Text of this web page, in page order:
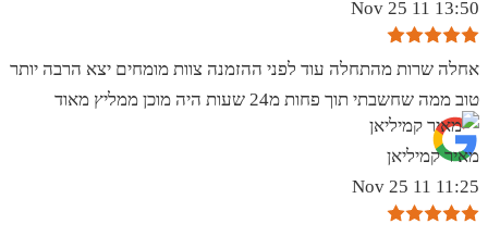
13:50 11 Nov 25
אחלה שרות מהתחלה עוד לפני ההזמנה צוות מומחים יצא הרבה יותר
טוב ממה שחשבתי תוך פחות מ24 שעות היה מוכן ממליץ מאוד
מאיר קמיליאן
11:25 11 Nov 25